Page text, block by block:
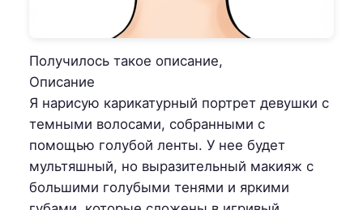
Получилось такое описание,
Описание
Я нарисую карикатурный портрет девушки с
темными волосами, собранными с
помощью голубой ленты. У нее будет
мультяшный, но выразительный макияж с
большими голубыми тенями и яркими